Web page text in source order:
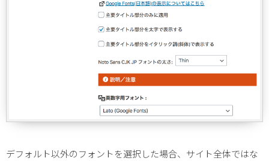
デフォルト以外のフォントを選択した場合、サイト全体ではな